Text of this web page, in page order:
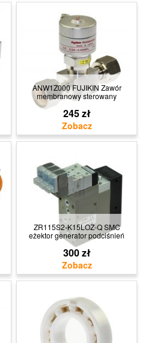
ANW1Z000 FUJIKIN Zawór
membranowy sterowany
245 zł
ZR115S2-K15LOZ-Q SMC
eżektor generator podciśnień
300 zł